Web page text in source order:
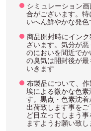
シミュレーション
合がございます。
いへん鮮やかな発色
商品開封時にイン
ざいます。気分が
のにおいを間近で
の臭気は開封後が
いきます
布製品について、
埃による微かな色
す。黒点・色素沈
出荷致します事を
ど目立ってしまう
ますようお願い致し